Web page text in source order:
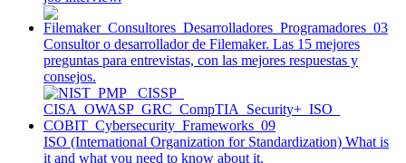
Consultor o desarrollador de Filemaker. Las 15 mejores
preguntas para entrevistas, con las mejores respuestas y
consejos.
ISO (International Organization for Standardization) What is
it and what you need to know about it.